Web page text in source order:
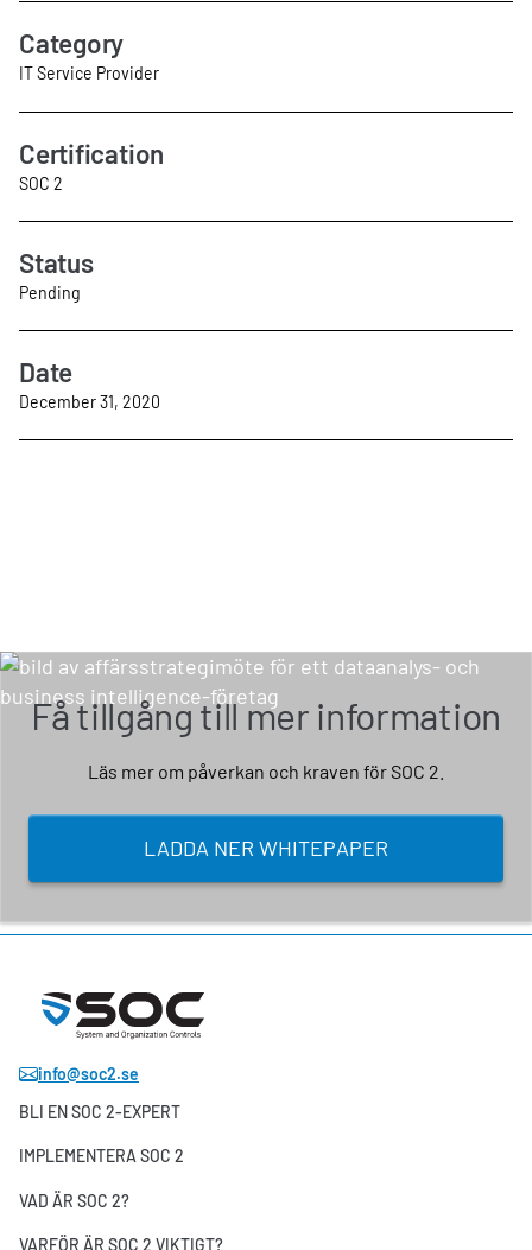
Category
IT Service Provider
Certification
SOC 2
Status
Pending
Date
December 31, 2020
Få tillgång till mer information
Läs mer om påverkan och kraven för SOC 2.
LADDA NER WHITEPAPER
info@soc2.se
BLI EN SOC 2-EXPERT
IMPLEMENTERA SOC 2
VAD ÄR SOC 2?
VARFÖR ÄR SOC 2 VIKTIGT?